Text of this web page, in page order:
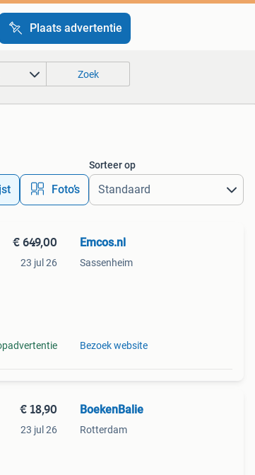
Plaats advertentie
Zoek
Foto’s
Sorteer op
€ 649,00
23 jul 26
Emcos.nl
Sassenheim
Bezoek website
€ 18,90
23 jul 26
BoekenBalie
Rotterdam